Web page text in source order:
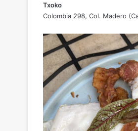
Txoko
Colombia 298, Col. Madero